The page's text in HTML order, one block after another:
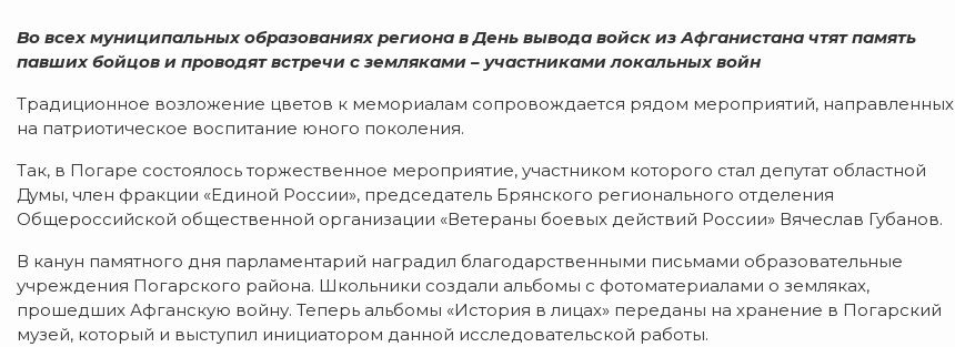
Во всех муниципальных образованиях региона в День вывода войск из Афганистана чтят память
павших бойцов и проводят встречи с земляками – участниками локальных войн
Традиционное возложение цветов к мемориалам сопровождается рядом мероприятий, направленных
на патриотическое воспитание юного поколения.
Так, в Погаре состоялось торжественное мероприятие, участником которого стал депутат областной
Думы, член фракции «Единой России», председатель Брянского регионального отделения
Общероссийской общественной организации «Ветераны боевых действий России» Вячеслав Губанов.
В канун памятного дня парламентарий наградил благодарственными письмами образовательные
учреждения Погарского района. Школьники создали альбомы с фотоматериалами о земляках,
прошедших Афганскую войну. Теперь альбомы «История в лицах» переданы на хранение в Погарский
музей, который и выступил инициатором данной исследовательской работы.